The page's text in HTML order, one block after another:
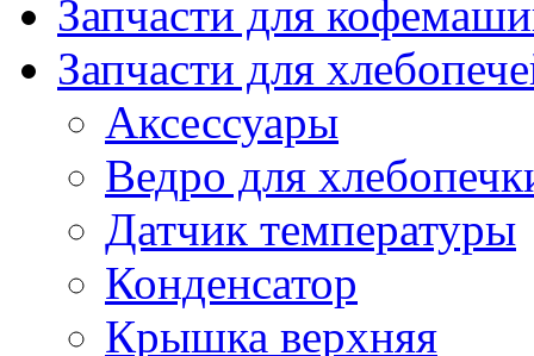
Запчасти для
Запчасти для
Аксессуары
Ведро для
Датчик температуры
Конденсатор
Крышка верхняя